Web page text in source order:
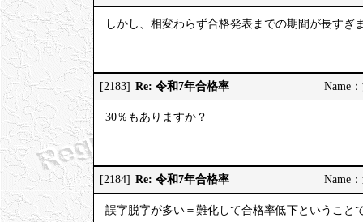
しかし、相変わらず合格発表までの期間が長すぎ
[2183] Re: 令和7年合格率 Name
30％もありますか？
[2184] Re: 令和7年合格率 Name
誤字脱字が多い＝難化して合格率低下ということ